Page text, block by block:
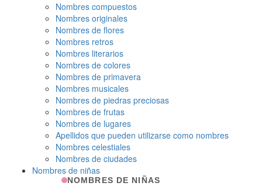
Nombres compuestos
Nombres originales
Nombres de flores
Nombres retros
Nombres literarios
Nombres de colores
Nombres de primavera
Nombres musicales
Nombres de piedras preciosas
Nombres de frutas
Nombres de lugares
Apellidos que pueden utilizarse como nombres
Nombres celestiales
Nombres de ciudades
Nombres de niñas
NOMBRES DE NIÑAS